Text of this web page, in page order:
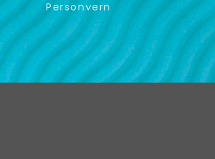
Personvern